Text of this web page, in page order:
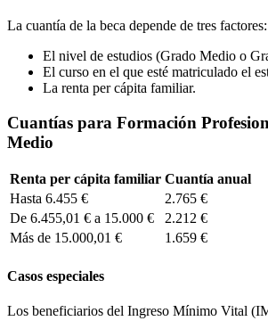
La cuantía de la beca depende de tres factores:
El nivel de estudios (Grado Medio o
El curso en el que esté matriculado el
La renta per cápita familiar.
Cuantías para Formación
Medio
Renta per cápita familiar Cuantía anual
Hasta 6.455 €
2.765 €
De 6.455,01 € a 15.000 €
2.212 €
Más de 15.000,01 €
1.659 €
Casos especiales
Los beneficiarios del Ingreso Mínimo Vital